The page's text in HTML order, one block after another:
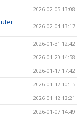
2026-02-05 13:08
2026-02-04 13:17
2026-01-31 12:42
2026-01-20 14:58
2026-01-17 17:42
2026-01-17 10:15
2026-01-12 13:21
2026-01-07 14:49